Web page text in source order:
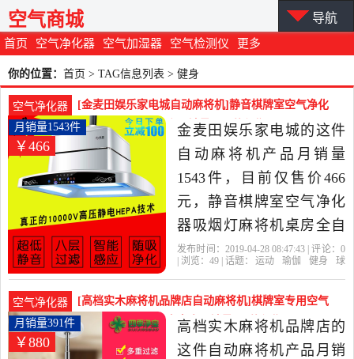
首页 空气净化器 空气加湿器 空气检测仪 更多
空气商城 导航
你的位置： 首页 > TAG信息列表 > 健身
空气净化器
[金麦田娱乐家电城自动麻将机]静音棋牌室空气净化
器吸烟灯麻将机桌房月销量1543件仅售466元
￥466
月销量1543件
金麦田娱乐家电城的这件
自动麻将机产品月销量
1543件，目前仅售价466
元，静音棋牌室空气净化
器吸烟灯麻将机桌房全自
动家用排抽烟机吸烟宝是
精选运动,瑜伽,健身,球迷用
品当中性价比很高的自动
麻将机，由浙江 绍兴发
发布时间：2019-04-28 08:47:43 | 评论： 0
| 浏览： 49 | 话题： 运动 瑜伽 健身
球
空气净化器
[高档实木麻将机品牌店自动麻将机]棋牌室专用空气
净化器麻将机吸烟宝室内月销量391件仅售880元
￥880
月销量391件
高档实木麻将机品牌店的
这件自动麻将机产品月销